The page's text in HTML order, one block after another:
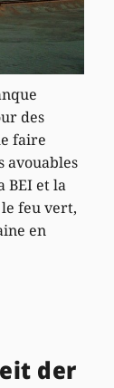
des
faire
avouables
BEI et la
feu vert,
en
der